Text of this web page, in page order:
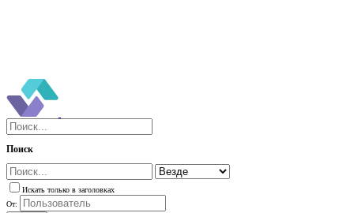
Поиск
Искать только в заголовках
От: